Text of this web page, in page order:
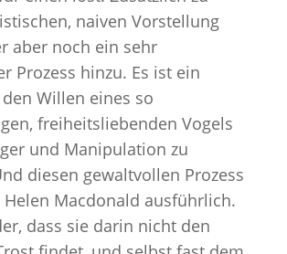
naiven Vorstellung
aber noch ein sehr
Prozess hinzu. Es ist ein
Willen eines so
freiheitsliebenden Vogels
und Manipulation zu
diesen gewaltvollen Prozess
Macdonald ausführlich.
dass sie darin nicht den